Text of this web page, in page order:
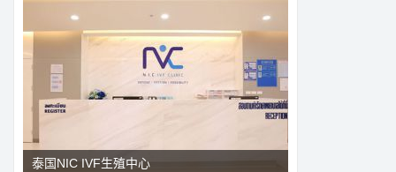
泰国NIC IVF生殖中心